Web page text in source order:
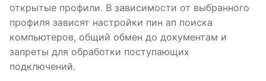
открытые профили. В зависимости от выбранного
профиля зависят настройки пин ап поиска
компьютеров, общий обмен до документам и
запреты для обработки поступающих
подключений.